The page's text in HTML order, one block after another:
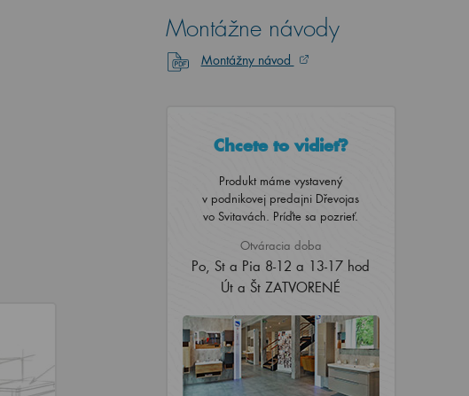
Montážne návody
Montážny návod
Chcete to vidieť?
Produkt máme vystavený
v podnikovej predajni Dřevojas
vo Svitavách. Príďte sa pozrieť.
Otváracia doba
Po, St a Pia 8-12 a 13-17 hod
Út a Št ZATVORENÉ